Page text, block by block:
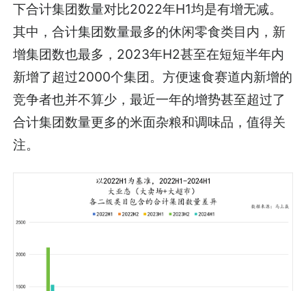
下合计集团数量对比2022年H1均是有增无减。
其中，合计集团数量最多的休闲零食类目内，新
增集团数也最多，2023年H2甚至在短短半年内
新增了超过2000个集团。方便速食赛道内新增的
竞争者也并不算少，最近一年的增势甚至超过了
合计集团数量更多的米面杂粮和调味品，值得关
注。